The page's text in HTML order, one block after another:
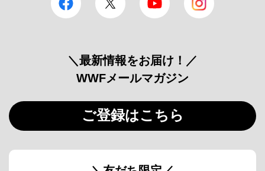
＼最新情報をお届け！／
WWFメールマガジン
ご登録はこちら